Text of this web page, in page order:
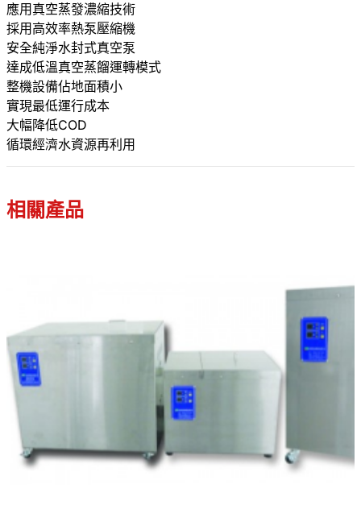
應用真空蒸發濃縮技術
採用高效率熱泵壓縮機
安全純淨水封式真空泵
達成低溫真空蒸餾運轉模式
整機設備佔地面積小
實現最低運行成本
大幅降低COD
循環經濟水資源再利用
相關產品